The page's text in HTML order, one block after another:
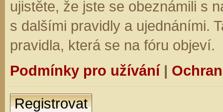
ujistěte, že jste se obeznámili s
s dalšími pravidly a ujednáními.
pravidla, která se na fóru objeví.
Podmínky pro užívání|
Registrovat